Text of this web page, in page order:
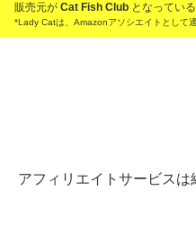
販売元が Cat Fish Club となってい
*Lady Catは、Amazonアソシエイトとして
アフィリエイトサービスは